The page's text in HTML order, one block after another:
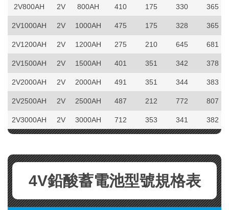
2V800AH 2V 800AH 410 175 330 365
2V1000AH 2V 1000AH 475 175 328 365
2V1200AH 2V 1200AH 275 210 645 681
2V1500AH 2V 1500AH 401 351 342 378
2V2000AH 2V 2000AH 491 351 344 383
2V2500AH 2V 2500AH 487 212 772 807
2V3000AH 2V 3000AH 712 353 341 382
4V鉛酸蓄電池型號規格表